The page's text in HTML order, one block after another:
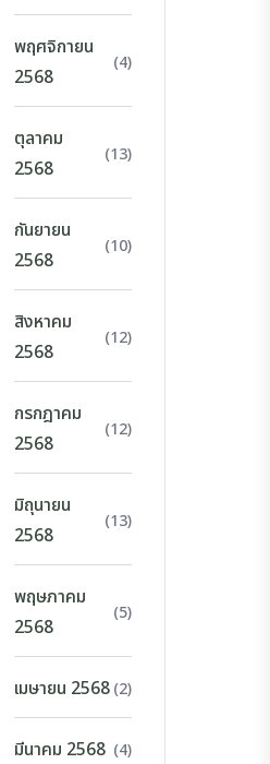
พฤศจิกายน
2568
(4)
ตุลาคม
2568
(13)
กันยายน
2568
(10)
สิงหาคม
2568
(12)
กรกฎาคม
2568
(12)
มิถุนายน
2568
(13)
พฤษภาคม
2568
(5)
เมษายน 2568(2)
มีนาคม 2568 (4)